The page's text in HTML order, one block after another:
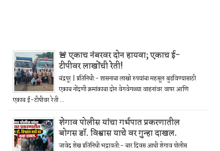
🚨 एकाच नंबरवर दोन हायवा; एकाच ई-
टीपीवर लाखोंची रेती!
चंद्रपूर | प्रतिनिधी:- शासनाचा लाखो रुपयांचा महसूल बुडविण्यासाठी
एकाच नोंदणी क्रमांकाचा दोन वेगवेगळ्या वाहनांवर वापर आणि
एकाच ई-टीपीवर रेती ...
शेगाव पोलीस यांचा गर्भपात प्रकरणातील
बोगस डॉ. विश्वास याचे वर गुन्हा दाखल.
जावेद शेख प्रतिनिधी भद्रावती:- चार दिवस आधी शेगाव पोलीस